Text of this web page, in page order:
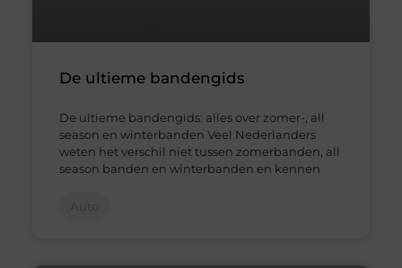
De ultieme bandengids
De ultieme bandengids: alles over zomer-, all
season en winterbanden Veel Nederlanders
weten het verschil niet tussen zomerbanden, all
season banden en winterbanden en kennen
Auto